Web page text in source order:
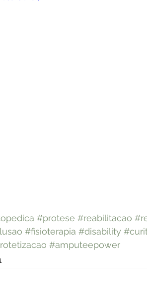
#protese #reabilitacao
#fisioterapia #disability
#amputeepower